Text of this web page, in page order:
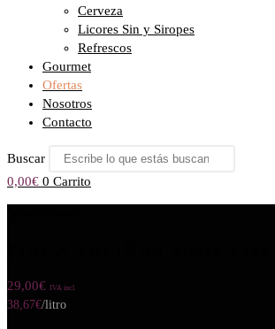
Cerveza
Licores Sin y Siropes
Refrescos
Gourmet
Ofertas
Nosotros
Contacto
Buscar
0,00€ 0 Carrito
29,00€ IVA incl.
38,67€/litro